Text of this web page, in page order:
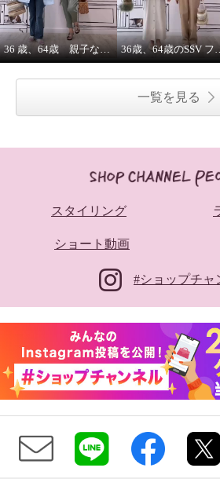
36 歳、64歳 親子な年齢差コーデ 36歳、64歳のSSV フレン
一覧を見る
スタイリング
ショート動画
#ショップチャ